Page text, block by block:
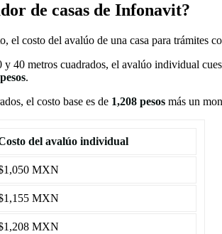
de casas de Infonavit​?
el costo del avalúo de una casa para trámites
40 metros cuadrados, el avalúo individual
.
el costo base es de 1,208 pesos más un
del avalúo individual
MXN
MXN
MXN